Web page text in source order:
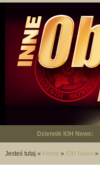
Dziennik IOH News:
Jesteś tutaj » Home » IOH News »